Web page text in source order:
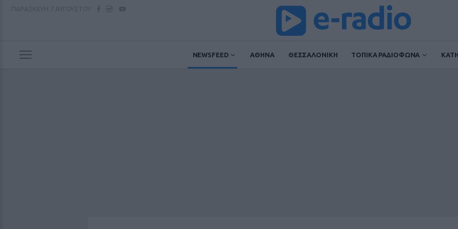
NEWSFEED ΑΘΗΝΑ ΘΕΣΣΑΛΟΝΙΚΗ ΤΟΠΙΚΑ ΡΑΔΙΟΦΩΝΑ